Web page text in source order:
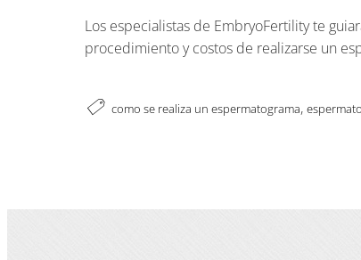
Los especialistas de EmbryoFertility te
procedimiento y costos de realizarse un
como se realiza un espermatograma,